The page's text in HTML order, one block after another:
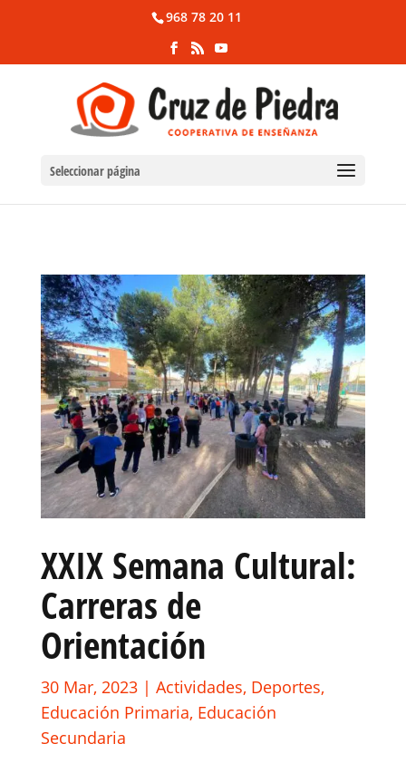
968 78 20 11
Seleccionar página
XXIX Semana Cultural:
Carreras de
Orientación
30 Mar, 2023| Actividades, Deportes,
Educación Primaria, Educación
Secundaria